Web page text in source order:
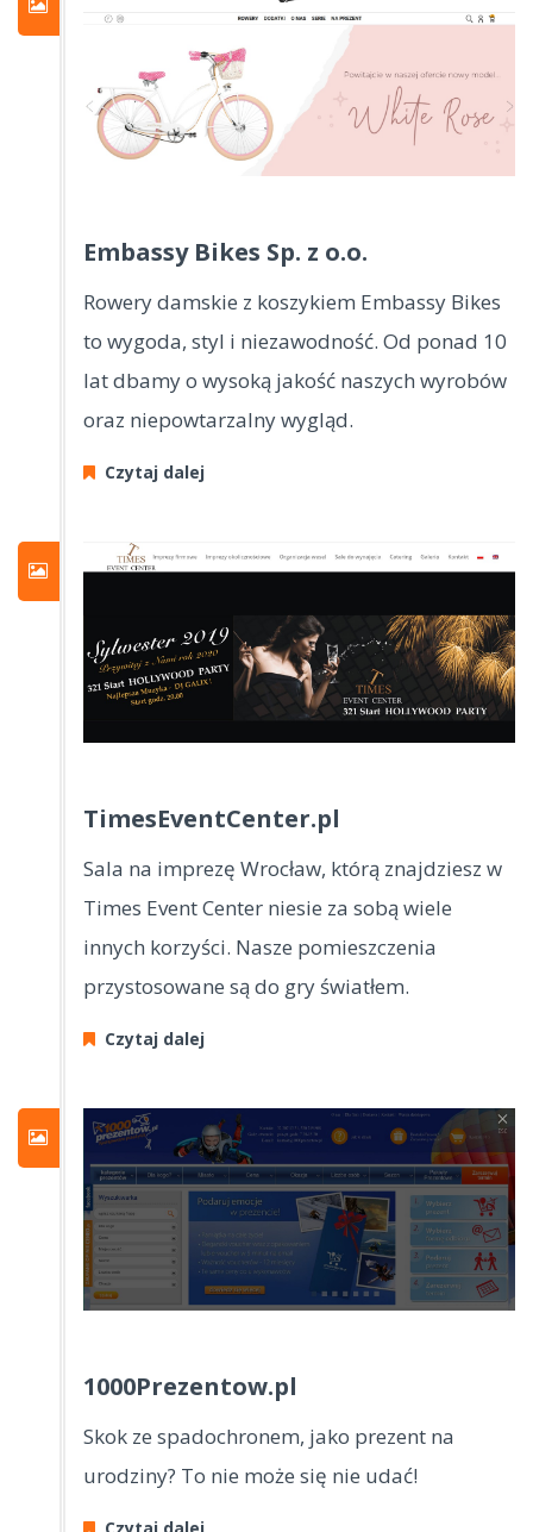
Embassy Bikes Sp. z o.o.
Rowery damskie z koszykiem Embassy Bikes
to wygoda, styl i niezawodność. Od ponad 10
lat dbamy o wysoką jakość naszych wyrobów
oraz niepowtarzalny wygląd.
Czytaj dalej
TimesEventCenter.pl
Sala na imprezę Wrocław, którą znajdziesz w
Times Event Center niesie za sobą wiele
innych korzyści. Nasze pomieszczenia
przystosowane są do gry światłem.
Czytaj dalej
1000Prezentow.pl
Skok ze spadochronem, jako prezent na
urodziny? To nie może się nie udać!